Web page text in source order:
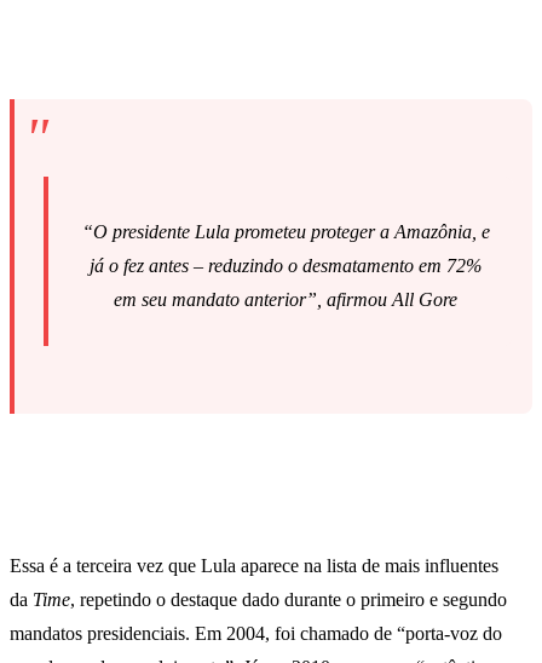
“O presidente Lula prometeu proteger a Amazônia, e
já o fez antes – reduzindo o desmatamento em 72%
em seu mandato anterior”, afirmou All Gore
Essa é a terceira vez que Lula aparece na lista de mais influentes
da Time, repetindo o destaque dado durante o primeiro e segundo
mandatos presidenciais. Em 2004, foi chamado de “porta-voz do